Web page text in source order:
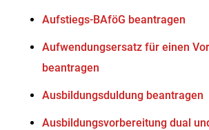
Aufstiegs-BAföG beantragen
Aufwendungsersatz für einen
beantragen
Ausbildungsduldung beantragen
Ausbildungsvorbereitung dual